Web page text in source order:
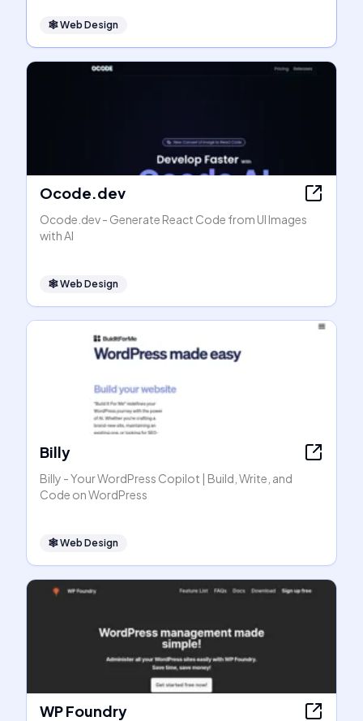
🕸Web Design
Ocode.dev
Ocode.dev - Generate React Code from UI Images
with AI
🕸Web Design
Billy
Billy - Your WordPress Copilot | Build, Write, and
Code on WordPress
🕸Web Design
WP Foundry